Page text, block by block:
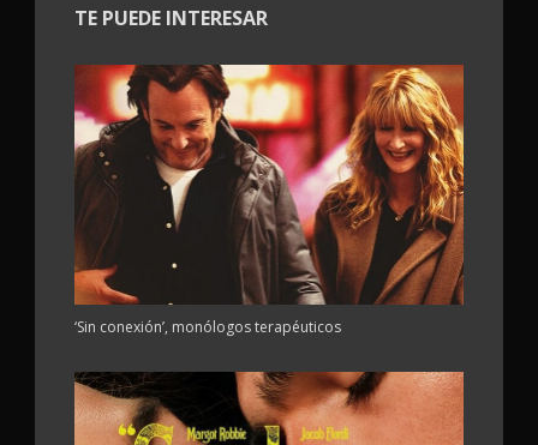
TE PUEDE INTERESAR
‘Sin conexión’, monólogos terapéuticos